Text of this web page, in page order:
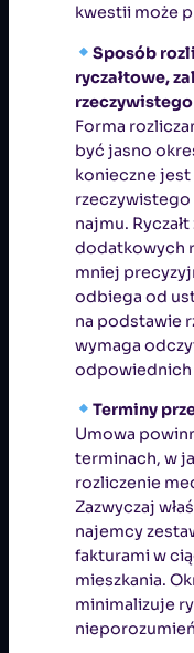
kwestii może
Sposób
ryczałtowe,
Forma
być jasno
konieczne
rzeczywistego
najmu.
dodatkowych
mniej
odbiega od
na podstawie
wymaga
odpowiednich
Terminy
Umowa
terminach, w
rozliczenie
Zazwyczaj
najemcy
fakturami w
mieszkania.
minimalizuje